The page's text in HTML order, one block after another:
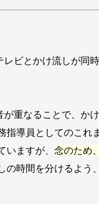
ビとかけ流しが同
重なることで、か
導員としてのこれ
ますが、 念のため
時間を分けるよう